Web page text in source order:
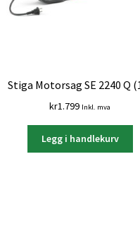
Stiga Motorsag SE 2240 Q
kr1.799 Inkl. mva
Legg i handlekurv